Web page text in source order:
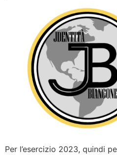
Per l’esercizio 2023, quindi